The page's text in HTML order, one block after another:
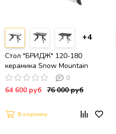
+4
Стол "БРИДЖ" 120-180
керамика Snow Mountain
Stone мат., опора черный
муар
0
64 600 руб 76 000 руб
В корзину